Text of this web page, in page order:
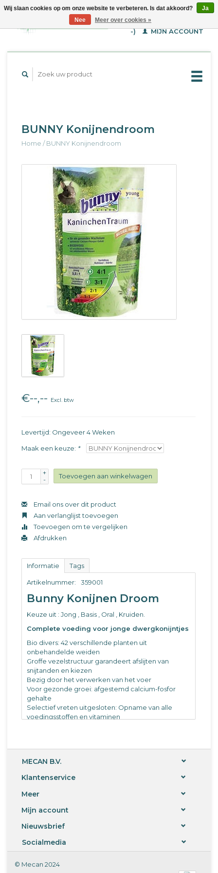
WINKELWAGEN (€--,-
-)
MIJN ACCOUNT
BUNNY Konijnendroom
Home /BUNNY Konijnendroom
€--,-- Excl. btw
Levertijd: Ongeveer 4 Weken
Maak een keuze: *
+
-
Toevoegen aan winkelwagen
Email ons over dit product
Aan verlanglijst toevoegen
Toevoegen om te vergelijken
Afdrukken
Informatie Tags
Artikelnummer: 359001
Bunny Konijnen Droom
Keuze uit : Jong , Basis , Oral , Kruiden.
Complete voeding voor jonge dwergkonijntjes
Bio divers: 42 verschillende planten uit
onbehandelde weiden
Groffe vezelstructuur garandeert afslijten van
snijtanden en kiezen
Bezig door het verwerken van het voer
Voor gezonde groei: afgestemd calcium-fosfor
gehalte
Selectief vreten uitgesloten: Opname van alle
voedingsstoffen en vitaminen
Verpakking: 500 gram , 1500 gram , 4000 gram.
(359001) Bunny Konijnendroom jong 500gram
(359002) Bunny Konijnendroom jong 1500gram
(359003) Bunny Konijnendroom basis 1500gram
(359004) Bunny Konijnendroom basis 4000gram
(386234) Bunny Konijnendroom kruiden 4000gram
MECAN B.V.
Klantenservice
Meer
Mijn account
Nieuwsbrief
Socialmedia
Wij slaan cookies op om onze website te verbeteren. Is dat akkoord?
Ja
Nee
Meer over cookies »